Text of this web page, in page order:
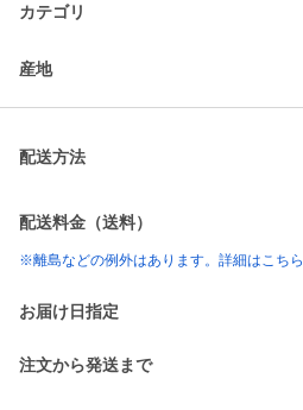
カテゴリ
産地
配送方法
配送料金（送料）
※離島などの例外はあります。詳細はこちら
お届け日指定
注文から発送まで